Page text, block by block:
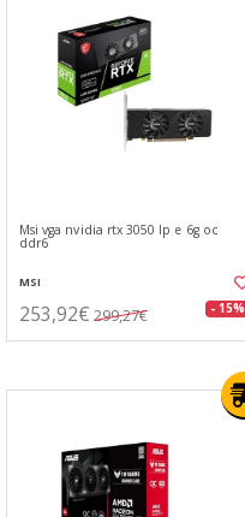
Msi vga nvidia rtx 3050 lp e 6g oc
ddr6
MSI
253,92€ 299,27€ - 15%